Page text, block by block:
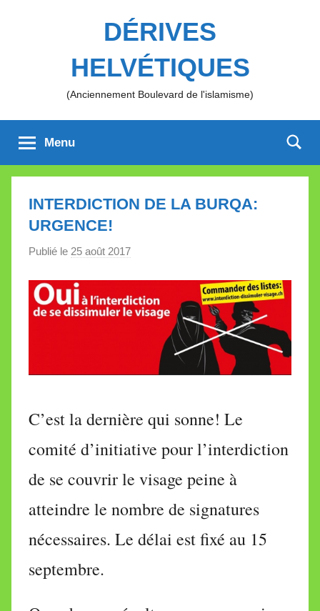
DÉRIVES
HELVÉTIQUES
(Anciennement Boulevard de l'islamisme)
Menu
INTERDICTION DE LA BURQA:
URGENCE!
Publié le 25 août 2017
M
l
V
l
t
C’est la dernière qui sonne! Le
comité d’initiative pour l’interdiction
de se couvrir le visage peine à
atteindre le nombre de signatures
nécessaires. Le délai est fixé au 15
septembre.